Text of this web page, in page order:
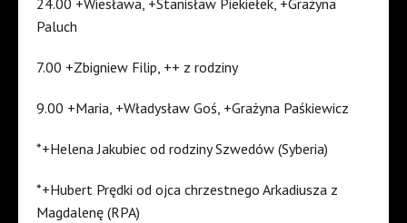
24.00 +Wiesława, +Stanisław Piekiełek, +Grażyna
Paluch
7.00 +Zbigniew Filip, ++ z rodziny
9.00 +Maria, +Władysław Goś, +Grażyna Paśkiewicz
*+Helena Jakubiec od rodziny Szwedów (Syberia)
*+Hubert Prędki od ojca chrzestnego Arkadiusza z
Magdalenę (RPA)